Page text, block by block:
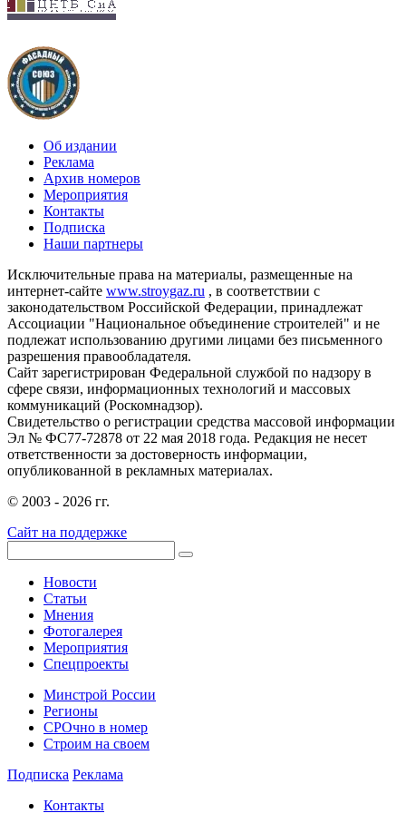
Об издании
Реклама
Архив номеров
Мероприятия
Контакты
Подписка
Наши партнеры
Исключительные права на материалы, размещенные на
интернет-сайте www.stroygaz.ru , в соответствии с
законодательством Российской Федерации, принадлежат
Ассоциации "Национальное объединение строителей" и не
подлежат использованию другими лицами без письменного
разрешения правообладателя.
Сайт зарегистрирован Федеральной службой по надзору в
сфере связи, информационных технологий и массовых
коммуникаций (Роскомнадзор).
Свидетельство о регистрации средства массовой информации
Эл № ФС77-72878 от 22 мая 2018 года. Редакция не несет
ответственности за достоверность информации,
опубликованной в рекламных материалах.
© 2003 - 2026 гг.
Сайт на поддержке
Новости
Статьи
Мнения
Фотогалерея
Мероприятия
Спецпроекты
Минстрой России
Регионы
СРОчно в номер
Строим на своем
Подписка Реклама
Контакты